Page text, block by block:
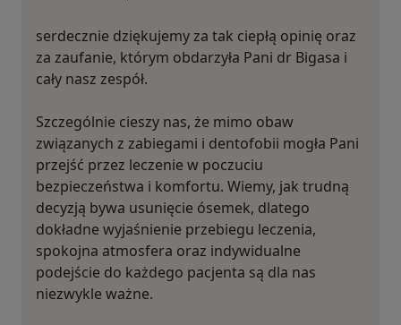
serdecznie dziękujemy za tak ciepłą opinię oraz
za zaufanie, którym obdarzyła Pani dr Bigasa i
cały nasz zespół.
Szczególnie cieszy nas, że mimo obaw
związanych z zabiegami i dentofobii mogła Pani
przejść przez leczenie w poczuciu
bezpieczeństwa i komfortu. Wiemy, jak trudną
decyzją bywa usunięcie ósemek, dlatego
dokładne wyjaśnienie przebiegu leczenia,
spokojna atmosfera oraz indywidualne
podejście do każdego pacjenta są dla nas
niezwykle ważne.